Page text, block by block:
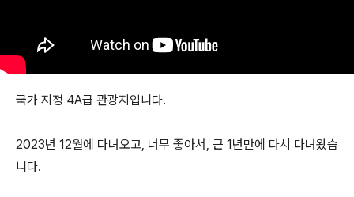
국가 지정 4A급 관광지입니다.
2023년 12월에 다녀오고, 너무 좋아서, 근 1년만에 다시 다녀왔습
니다.